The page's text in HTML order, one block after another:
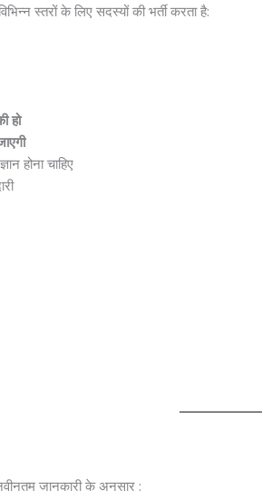
स्तरों के लिए सदस्यों की भर्ती करता है:
हो
होना चाहिए
जानकारी के अनुसार :